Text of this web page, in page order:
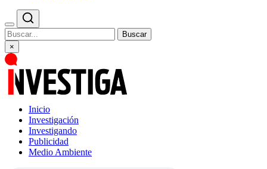
Buscar
×
Inicio
Investigación
Investigando
Publicidad
Medio Ambiente